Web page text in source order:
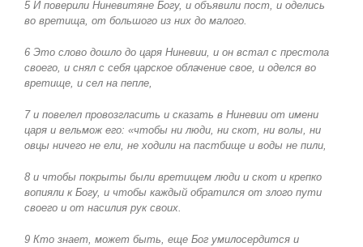
5 И поверили Ниневитяне Богу, и объявили пост, и оделись
во вретища, от большого из них до малого.
6 Это слово дошло до царя Ниневии, и он встал с престола
своего, и снял с себя царское облачение свое, и оделся во
вретище, и сел на пепле,
7 и повелел провозгласить и сказать в Ниневии от имени
царя и вельмож его: «чтобы ни люди, ни скот, ни волы, ни
овцы ничего не ели, не ходили на пастбище и воды не пили,
8 и чтобы покрыты были вретищем люди и скот и крепко
вопияли к Богу, и чтобы каждый обратился от злого пути
своего и от насилия рук своих.
9 Кто знает, может быть, еще Бог умилосердится и